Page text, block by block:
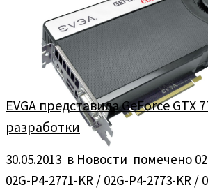
EVGA представила GeForce GTX
разработки
30.05.2013 в Новости помечено
02G-P4-2771-KR / 02G-P4-2773-KR /